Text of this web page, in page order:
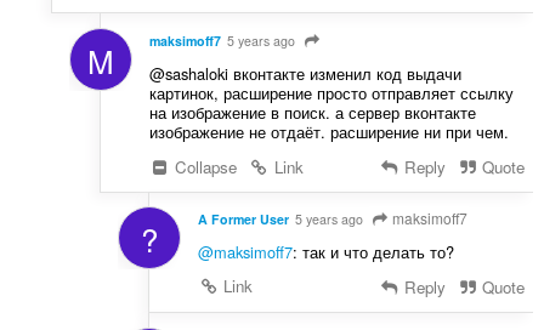
M maksimoff7 5 years ago
@sashaloki вконтакте изменил код выдачи
картинок, расширение просто отправляет ссылку
на изображение в поиск. а сервер вконтакте
изображение не отдаёт. расширение ни при чем.
Collapse
Link Reply Quote
? A Former User 5 years ago maksimoff7
@maksimoff7: так и что делать то?
Link
Reply Quote